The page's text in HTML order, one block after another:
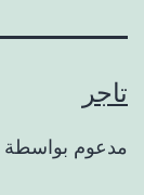
تاجر
مدعوم بواسطة